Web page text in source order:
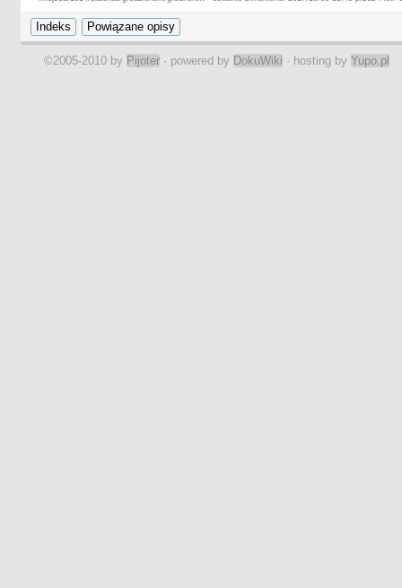
©2005-2010 by Pijoter · powered by DokuWiki · hosting by Yupo.pl